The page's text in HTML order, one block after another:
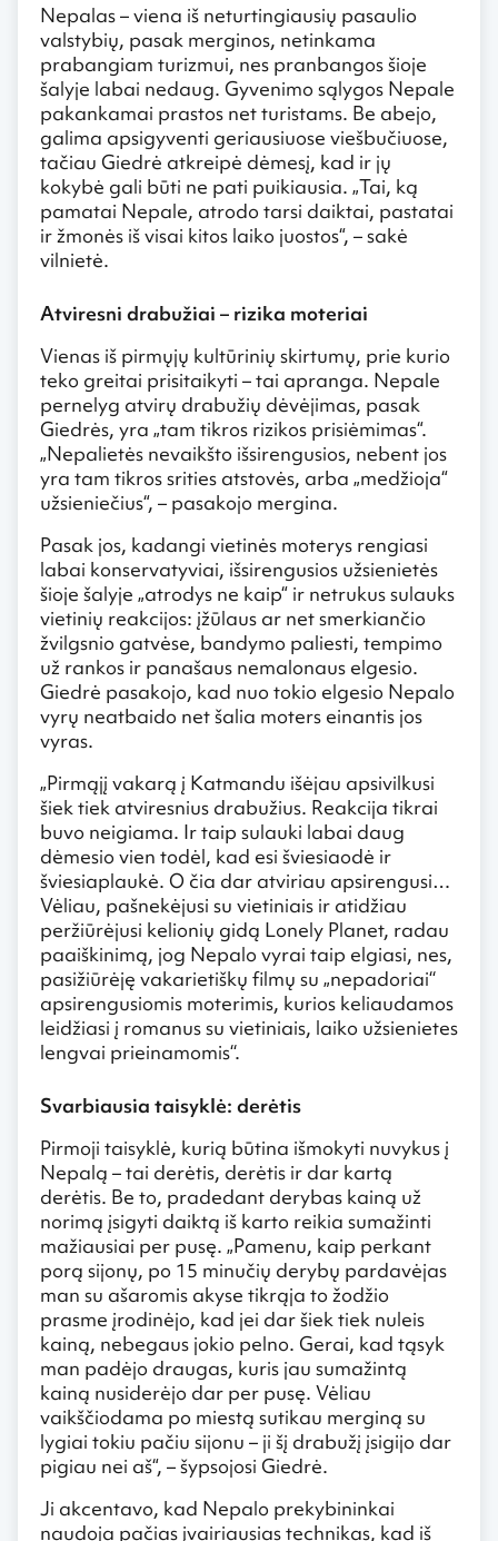
Nepalas – viena iš neturtingiausių pasaulio
valstybių, pasak merginos, netinkama
prabangiam turizmui, nes pranbangos šioje
šalyje labai nedaug. Gyvenimo sąlygos Nepale
pakankamai prastos net turistams. Be abejo,
galima apsigyventi geriausiuose viešbučiuose,
tačiau Giedrė atkreipė dėmesį, kad ir jų
kokybė gali būti ne pati puikiausia. „Tai, ką
pamatai Nepale, atrodo tarsi daiktai, pastatai
ir žmonės iš visai kitos laiko juostos“, – sakė
vilnietė.
Atviresni drabužiai – rizika moteriai
Vienas iš pirmųjų kultūrinių skirtumų, prie kurio
teko greitai prisitaikyti – tai apranga. Nepale
pernelyg atvirų drabužių dėvėjimas, pasak
Giedrės, yra „tam tikros rizikos prisiėmimas“.
„Nepalietės nevaikšto išsirengusios, nebent jos
yra tam tikros srities atstovės, arba „medžioja“
užsieniečius“, – pasakojo mergina.
Pasak jos, kadangi vietinės moterys rengiasi
labai konservatyviai, išsirengusios užsienietės
šioje šalyje „atrodys ne kaip“ ir netrukus sulauks
vietinių reakcijos: įžūlaus ar net smerkiančio
žvilgsnio gatvėse, bandymo paliesti, tempimo
už rankos ir panašaus nemalonaus elgesio.
Giedrė pasakojo, kad nuo tokio elgesio Nepalo
vyrų neatbaido net šalia moters einantis jos
vyras.
„Pirmąjį vakarą į Katmandu išėjau apsivilkusi
šiek tiek atviresnius drabužius. Reakcija tikrai
buvo neigiama. Ir taip sulauki labai daug
dėmesio vien todėl, kad esi šviesiaodė ir
šviesiaplaukė. O čia dar atviriau apsirengusi…
Vėliau, pašnekėjusi su vietiniais ir atidžiau
peržiūrėjusi kelionių gidą Lonely Planet, radau
paaiškinimą, jog Nepalo vyrai taip elgiasi, nes,
pasižiūrėję vakarietiškų filmų su „nepadoriai‘‘
apsirengusiomis moterimis, kurios keliaudamos
leidžiasi į romanus su vietiniais, laiko užsienietes
lengvai prieinamomis‘‘.
Svarbiausia taisyklė: derėtis
Pirmoji taisyklė, kurią būtina išmokyti nuvykus į
Nepalą – tai derėtis, derėtis ir dar kartą
derėtis. Be to, pradedant derybas kainą už
norimą įsigyti daiktą iš karto reikia sumažinti
mažiausiai per pusę. „Pamenu, kaip perkant
porą sijonų, po 15 minučių derybų pardavėjas
man su ašaromis akyse tikrąja to žodžio
prasme įrodinėjo, kad jei dar šiek tiek nuleis
kainą, nebegaus jokio pelno. Gerai, kad tąsyk
man padėjo draugas, kuris jau sumažintą
kainą nusiderėjo dar per pusę. Vėliau
vaikščiodama po miestą sutikau merginą su
lygiai tokiu pačiu sijonu – ji šį drabužį įsigijo dar
pigiau nei aš“, – šypsojosi Giedrė.
Ji akcentavo, kad Nepalo prekybininkai
naudoja pačias įvairiausias technikas, kad iš